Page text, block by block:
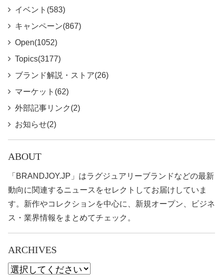
イベント(583)
キャンペーン(867)
Open(1052)
Topics(3177)
ブランド解説・ストア(26)
マーケット(62)
外部記事リンク(2)
お知らせ(2)
ABOUT
「BRANDJOY.JP」はラグジュアリーブランドなどの最新
動向に関連するニュースをセレクトしてお届けしていま
す。新作やコレクションを中心に、新規オープン、ビジネ
ス・業界情報をまとめてチェック。
ARCHIVES